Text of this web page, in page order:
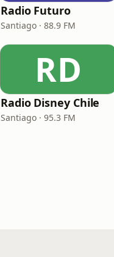
Radio Futuro
Santiago · 88.9 FM
RD
Radio Disney Chile
Santiago · 95.3 FM